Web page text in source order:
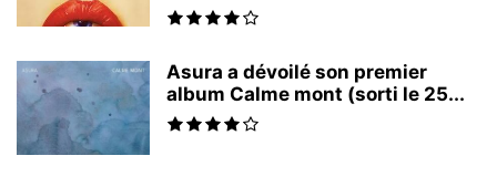
Asura a dévoilé son premier
album Calme mont (sorti le 25...